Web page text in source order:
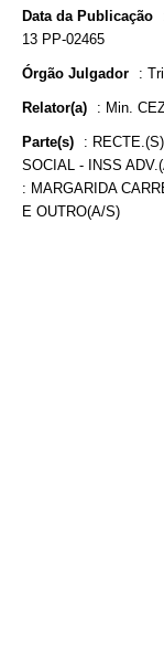
Data da Publicação
13 PP-02465
Órgão Julgador :
Relator(a) : Min.
Parte(s) :
SOCIAL - INSS
: MARGARIDA
E OUTRO(A/S)